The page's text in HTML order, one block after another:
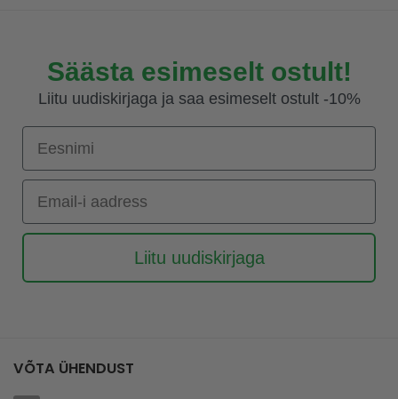
Säästa esimeselt ostult!
Liitu uudiskirjaga ja saa esimeselt ostult -10%
Eesnimi
Email-i aadress
Liitu uudiskirjaga
VÕTA ÜHENDUST